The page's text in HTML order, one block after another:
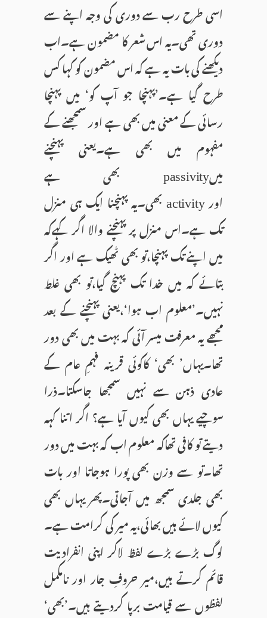
اسی طرح رب سے دوری کی وجہ اپنے سے
دوری تھی۔یہ اس شعر کا مضمون ہے۔اب
دیکھنے کی بات یہ ہے کہ اس مضمون کو کہا کس
طرح گیا ہے۔’پہنچا جو آپ کو‘ میں پہنچا
رسائی کے معنی میں بھی ہے اور سمجھنے کے
مفہوم میں بھی ہے۔یعنی پہنچنے
میںpassivity
بھی ہے
اورactivity بھی۔یہ پہنچنا ایک ہی منزل
تک ہے۔اس منزل پر پہنچنے والا اگر کہےکہ
میں اپنے تک پہنچا،تو بھی ٹھیک ہے اور اگر
بتائے کہ میں خدا تک پہنچ گیا،تو بھی غلط
نہیں۔’معلوم اب ہوا‘،یعنی پہنچنے کے بعد
مجھے یہ معرفت میسر آئی کہ بہت میں بھی دور
تھا۔یہاں’ بھی‘ کاکوئی قرینہ فہمِ عام کے
عادی ذہن سے نہیں سمجھا جاسکتا۔ذرا
سوچیے یہاں بھی کیوں آیا ہے؟ اگر اتنا کہہ
دیتے تو کافی تھاکہ معلوم اب کہ بہت میں دور
تھا۔تو سے وزن بھی پورا ہوجاتا اور بات
بھی جلدی سمجھ میں آجاتی۔پھر یہاں بھی
کیوں لائے ہیں بھائی،یہ میر کی کرامت ہے۔
لوگ بڑے بڑے لفظ لاکر اپنی انفرادیت
قائم کرتے ہیں،میر حروفِ جار اور نامکمل
لفظوں سے قیامت برپا کردیتے ہیں۔’بھی‘